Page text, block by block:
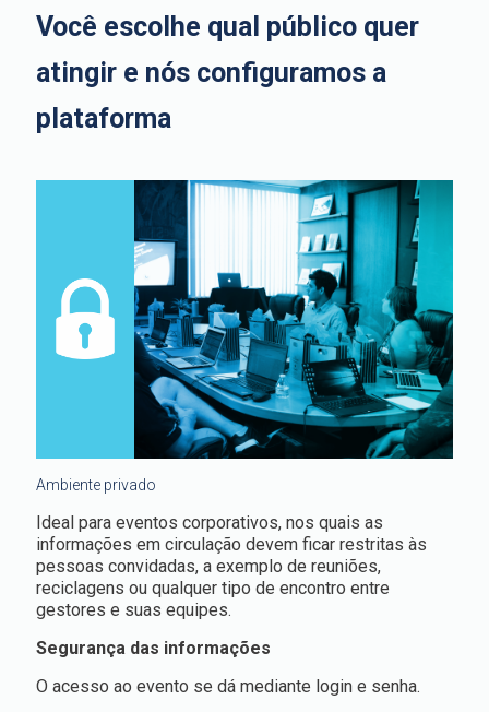
Você escolhe qual público quer
atingir e nós configuramos a
plataforma
Ambiente privado
Ideal para eventos corporativos, nos quais as
informações em circulação devem ficar restritas às
pessoas convidadas, a exemplo de reuniões,
reciclagens ou qualquer tipo de encontro entre
gestores e suas equipes.
Segurança das informações
O acesso ao evento se dá mediante login e senha.